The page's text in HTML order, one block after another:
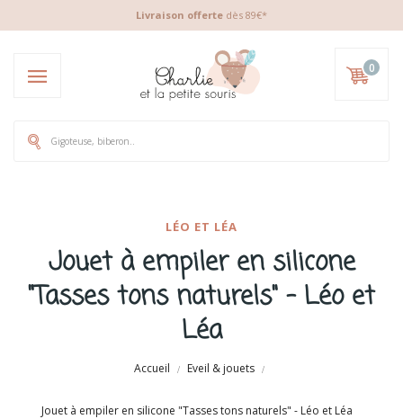
Livraison offerte dès 89€*
0
LÉO ET LÉA
Jouet à empiler en silicone
"Tasses tons naturels" - Léo et
Léa
Accueil Eveil & jouets
Jouet à empiler en silicone "Tasses tons naturels" - Léo et Léa